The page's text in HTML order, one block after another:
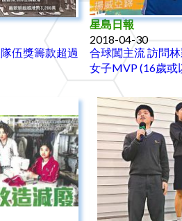
伍獎籌款超過
星島日報
2018-04-30
合球闖主流 訪問
女子MVP (16歲或